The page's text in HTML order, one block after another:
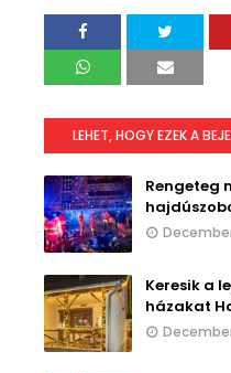
LEHET, HOGY EZEK A
Rengeteg
Keresik a
házakat